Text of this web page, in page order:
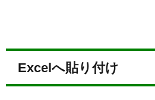
Excelへ貼り付け